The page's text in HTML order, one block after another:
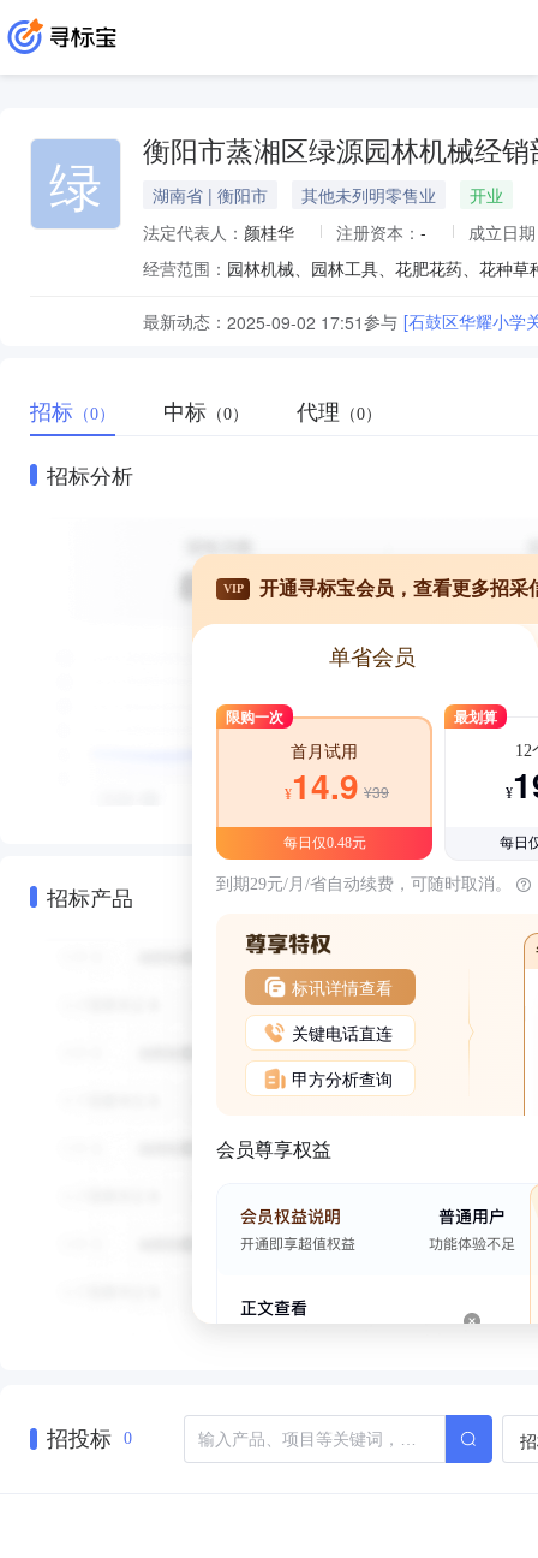
绿 衡阳市蒸湘区绿源园林机械经销
湖南省 | 衡阳市 其他未列明零售业
开业
法定代表人： 颜桂华 注册资本： -
成立日
经营范围：
最新动态： 2025-09-02 17:51参与 [石鼓区华耀小学
招标 （0） 中标 （0） 代理 （0）
招标分析
招标产品
VIP 开通寻标宝会员，查看更多招采
单省会员
限购一次
首月试用
¥14.9 ¥39
每日仅0.48元
最划算
12
¥
每日
到期29元/月/省自动续费，可随时取消。
标讯详情查看
关键电话直连
甲方分析查询
会员尊享权益
招投标 0